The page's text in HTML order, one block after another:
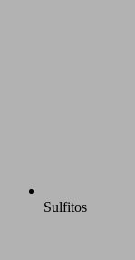
Sulfitos